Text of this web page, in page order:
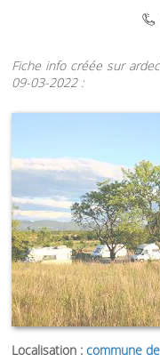
Fiche info créée sur
09-03-2022 :
Localisation : commune